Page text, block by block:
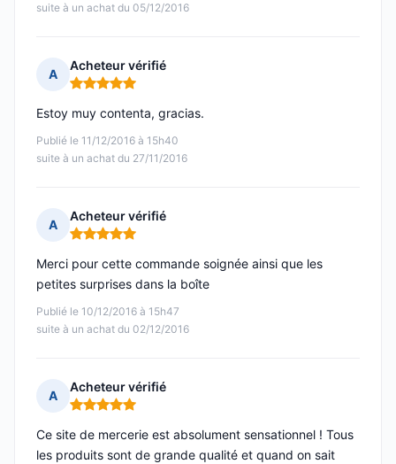
suite à un achat du 05/12/2016
A
Acheteur vérifié
Note : 5 sur 5
Publié le 11/12/2016 à 15h40
suite à un achat du 27/11/2016
Estoy muy contenta, gracias.
A
Acheteur vérifié
Note : 5 sur 5
Publié le 10/12/2016 à 15h47
suite à un achat du 02/12/2016
Merci pour cette commande soignée ainsi que les
petites surprises dans la boîte
A
Acheteur vérifié
Note : 5 sur 5
Ce site de mercerie est absolument sensationnel ! Tous
les produits sont de grande qualité et quand on sait